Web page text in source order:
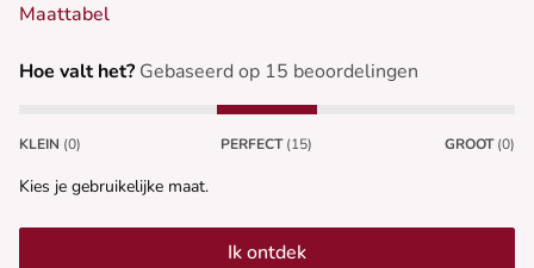
Maattabel
Hoe valt het? Gebaseerd op 15 beoordelingen
KLEIN (0) PERFECT (15) GROOT (0)
Kies je gebruikelijke maat.
Ik ontdek